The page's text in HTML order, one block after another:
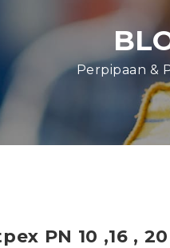
Perpipaan &
PN 10 ,16 ,